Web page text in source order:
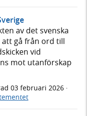
av det svenska
gå från ord till
vid
mot utanförskap
03 februari 2026 ·